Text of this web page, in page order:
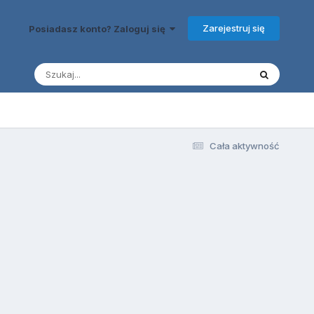
Posiadasz konto? Zaloguj się Zarejestruj się
Cała aktywność